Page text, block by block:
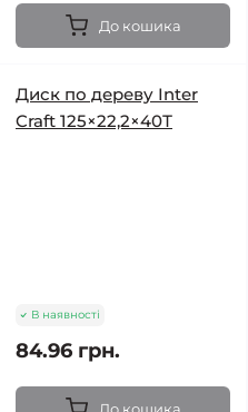
До кошика
Диск по дереву Inter
Craft 125×22,2×40Т
В наявності
84.96 грн.